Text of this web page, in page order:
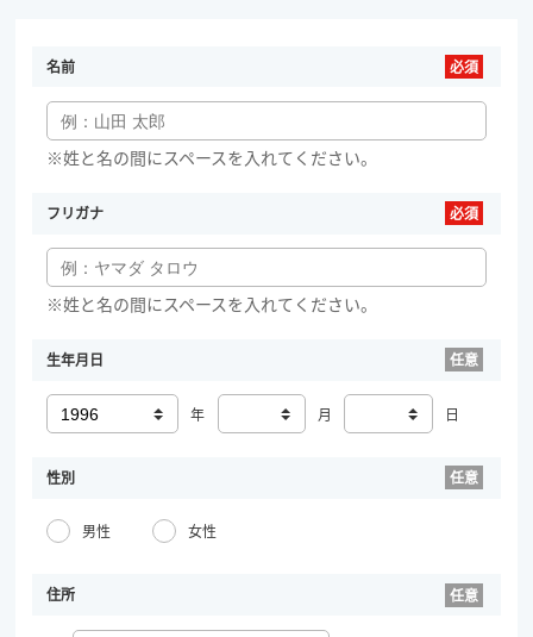
名前
※姓と名の間にスペースを入れてください。
フリガナ
※姓と名の間にスペースを入れてください。
生年月日
年 月 日
性別
男性 女性
住所